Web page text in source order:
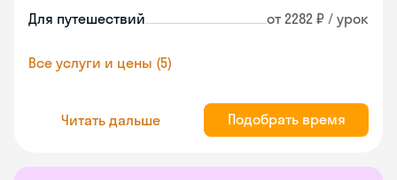
Для путешествий от 2282 ₽ / урок
Все услуги и цены (5)
Читать дальше Подобрать время